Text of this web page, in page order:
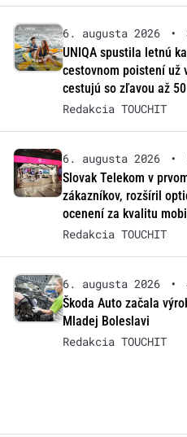
6. augusta 2026 •
UNIQA spustila letnú
cestovnom poistení už
cestujú so zľavou až 50
Redakcia TOUCHIT
6. augusta 2026 •
Slovak Telekom v
zákazníkov, rozšíril
ocenení za kvalitu
Redakcia TOUCHIT
6. augusta 2026 •
Škoda Auto začala
Mladej Boleslavi
Redakcia TOUCHIT